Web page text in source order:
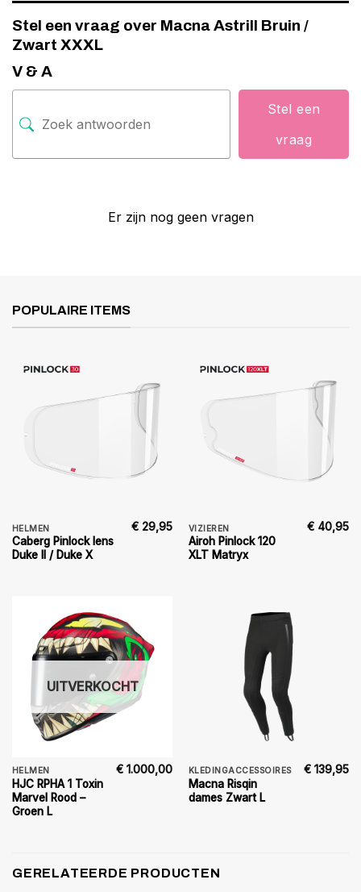
Stel een vraag over Macna Astrill Bruin /
Zwart XXXL
V & A
Stel een
vraag
Er zijn nog geen vragen
POPULAIRE ITEMS
HELMEN
Caberg Pinlock lens
Duke II / Duke X
€ 29,95 VIZIEREN
Airoh Pinlock 120
XLT Matryx
€ 40,95
UITVERKOCHT
HELMEN
HJC RPHA 1 Toxin
Marvel Rood –
Groen L
€ 1.000,00 KLEDINGACCESSOIRES
Macna Risqin
dames Zwart L
€ 139,95
GERELATEERDE PRODUCTEN